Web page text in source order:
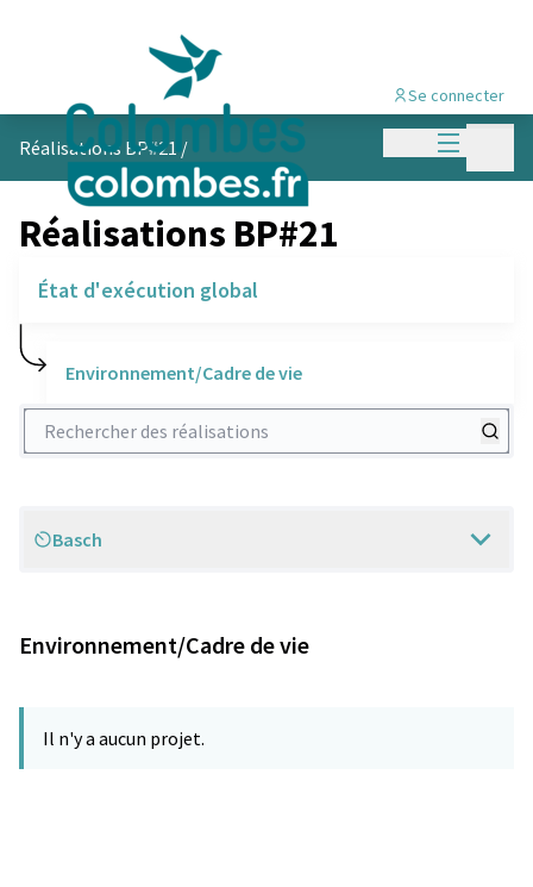
Menu
Se connecter
Réalisations BP#21/
Réalisations BP#21
État d'exécution global
Environnement/Cadre de vie
Rechercher des réalisations
Scope
Basch
Environnement/Cadre de vie
Il n'y a aucun projet.